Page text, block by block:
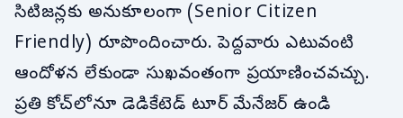
సిటిజన్లకు అనుకూలంగా (Senior Citizen
Friendly) రూపొందించారు. పెద్దవారు ఎటువంటి
ఆందోళన లేకుండా సుఖవంతంగా ప్రయాణించవచ్చు.
ప్రతి కోచ్‌లోనూ డెడికేటెడ్ టూర్ మేనేజర్ ఉండి